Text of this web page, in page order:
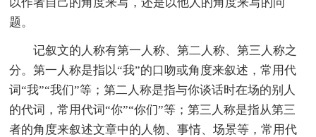
题。
记叙文的人称有第一人称、第二人称、第三人称之
分。第一人称是指以“我”的口吻或角度来叙述，常用代
词“我”“我们”等；第二人称是指与你谈话时在场的别人
的代词，常用代词“你”“你们”等；第三人称是指从第三
者的角度来叙述文章中的人物、事情、场景等，常用代